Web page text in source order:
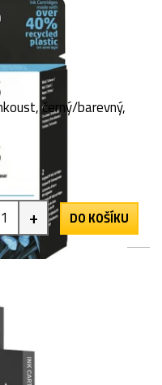
černý/barevný,
+ DO KOŠÍKU